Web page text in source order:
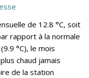
de 12.8 °C, soit
rapport à la normale
°C), le mois
chaud jamais
de la station